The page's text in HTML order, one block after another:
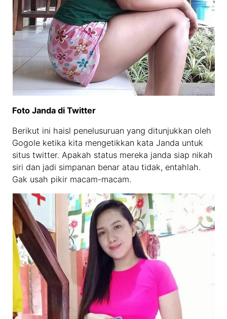
Foto Janda di Twitter
Berikut ini haisl penelusuruan yang ditunjukkan oleh
Gogole ketika kita mengetikkan kata Janda untuk
situs twitter. Apakah status mereka janda siap nikah
siri dan jadi simpanan benar atau tidak, entahlah.
Gak usah pikir macam-macam.